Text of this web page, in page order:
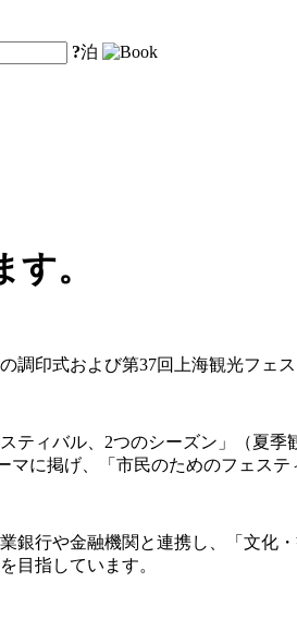
?泊
。
印式および第37回上海観光フェ
ティバル、2つのシーズン」（夏
マに掲げ、「市民のためのフェス
銀行や金融機関と連携し、「文化
目指しています。